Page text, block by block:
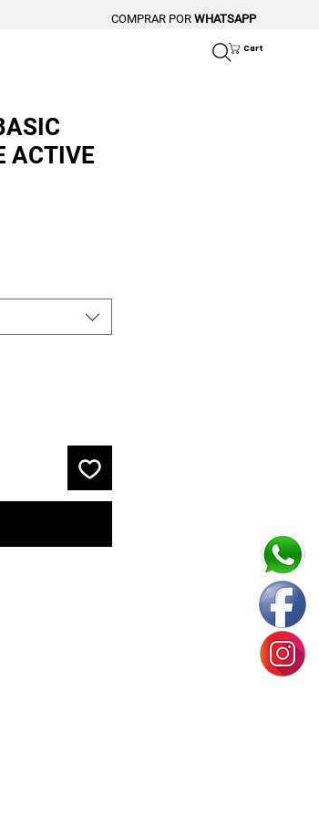
Cart
COMPRAR POR WHATSAPP
ACTIVE